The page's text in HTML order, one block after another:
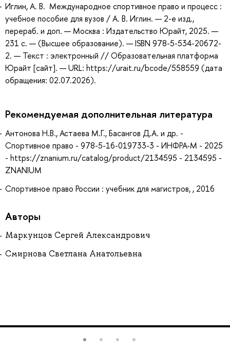
Иглин, А. В. Международное спортивное право и процесс :
учебное пособие для вузов / А. В. Иглин. — 2-е изд.,
перераб. и доп. — Москва : Издательство Юрайт, 2025. —
231 с. — (Высшее образование). — ISBN 978-5-534-20672-
2. — Текст : электронный // Образовательная платформа
Юрайт [сайт]. — URL: https://urait.ru/bcode/558559 (дата
обращения: 02.07.2026).
Рекомендуемая дополнительная литература
Антонова Н.В., Астаева М.Г., Басангов Д.А. и др. -
Спортивное право - 978-5-16-019733-3 - ИНФРА-М - 2025
- https://znanium.ru/catalog/product/2134595 - 2134595 -
ZNANIUM
Спортивное право России : учебник для магистров, , 2016
Авторы
Маркунцов Сергей Александрович
Смирнова Светлана Анатольевна